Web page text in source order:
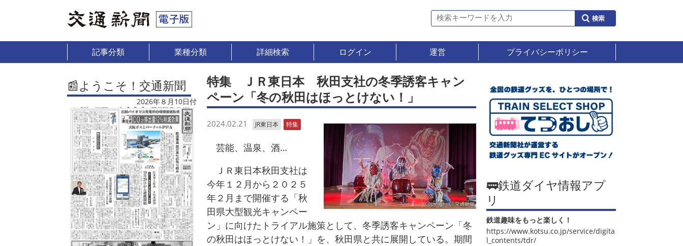
記事分類 業種分類 詳細検索 ログイン 運営 プライバシーポリシー
📰ようこそ！交通新聞
2026年８月10日付
特集 ＪＲ東日本 秋田支社の冬季誘客キャン
ペーン「冬の秋田はほっとけない！」
2024.02.21 JR東日本 特集
芸能、温泉、酒…
ＪＲ東日本秋田支社は
今年１２月から２０２５
年２月まで開催する「秋
田県大型観光キャンペー
ン」に向けたトライアル施策として、冬季誘客キャンペーン「冬
の秋田はほっとけない！」を、秋田県と共に展開している。期間
🚃鉄道ダイヤ情報アプ
リ
鉄道趣味をもっと楽しく！
https://www.kotsu.co.jp/service/digita
l_contents/tdr/